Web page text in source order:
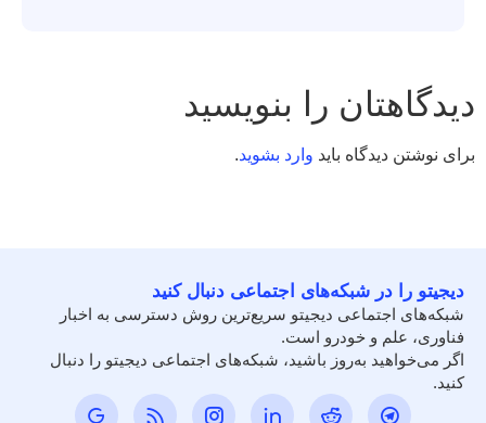
دیدگاهتان را بنویسید
برای نوشتن دیدگاه باید وارد بشوید.
دیجیتو را در شبکه‌های اجتماعی دنبال کنید
شبکه‌های اجتماعی دیجیتو سریع‌ترین روش دسترسی به اخبار
فناوری، علم و خودرو است.
اگر می‌خواهید به‌روز باشید، شبکه‌های اجتماعی دیجیتو را دنبال
کنید.